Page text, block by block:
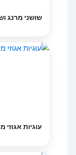
שושני מרנג
עוגיות אגוזי